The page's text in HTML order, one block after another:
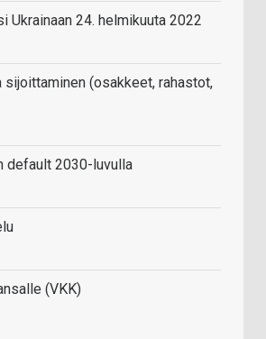
Ukrainaan 24. helmikuuta 2022
sijoittaminen (osakkeet, rahastot,
default 2030-luvulla
(VKK)